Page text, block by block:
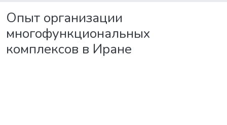
Опыт организации
многофункциональных
комплексов в Иране